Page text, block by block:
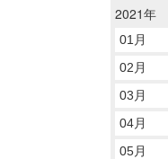
2021年
01月
02月
03月
04月
05月